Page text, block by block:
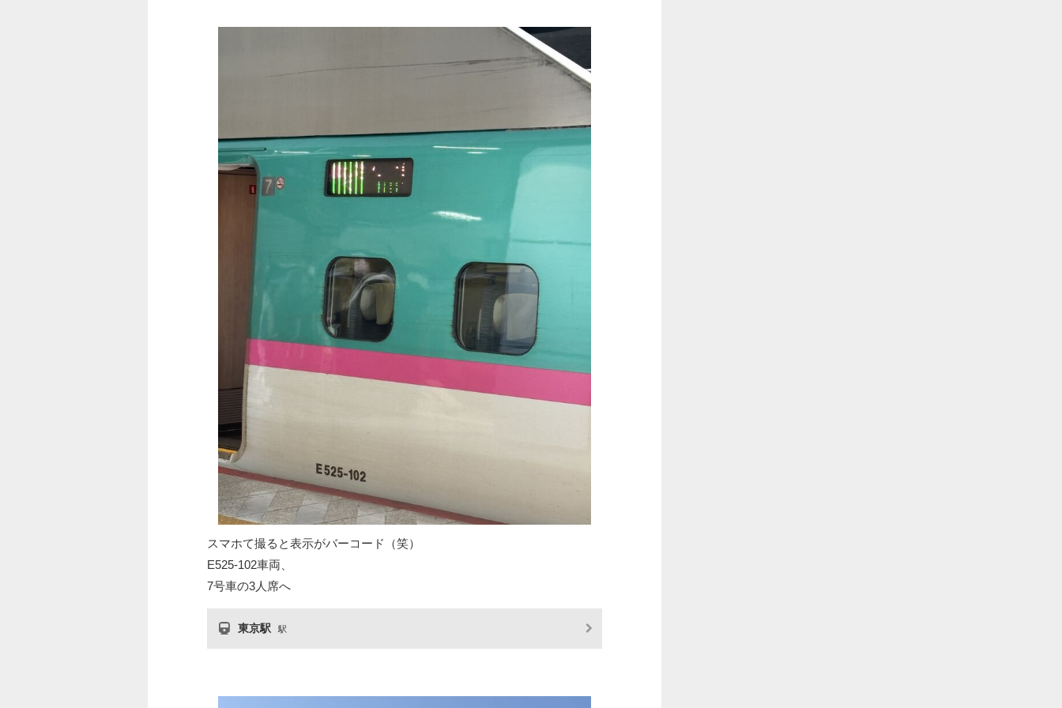
スマホて撮ると表示がバーコード（笑）
E525-102車両、
7号車の3人席へ
東京駅 駅